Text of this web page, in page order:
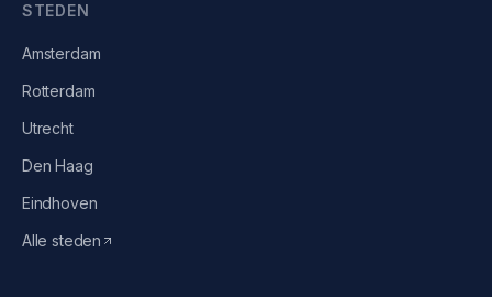
STEDEN
Amsterdam
Rotterdam
Utrecht
Den Haag
Eindhoven
Alle steden